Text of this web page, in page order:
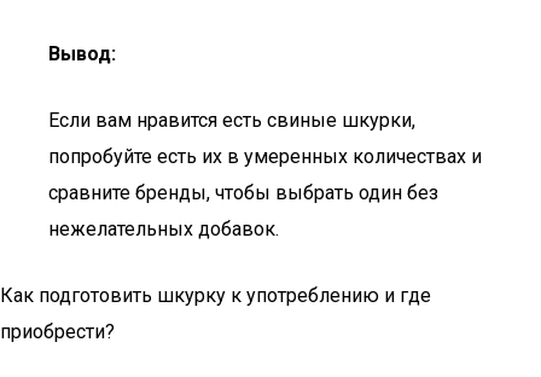
Вывод:
Если вам нравится есть свиные шкурки,
попробуйте есть их в умеренных количествах и
сравните бренды, чтобы выбрать один без
нежелательных добавок.
Как подготовить шкурку к употреблению и где
приобрести?